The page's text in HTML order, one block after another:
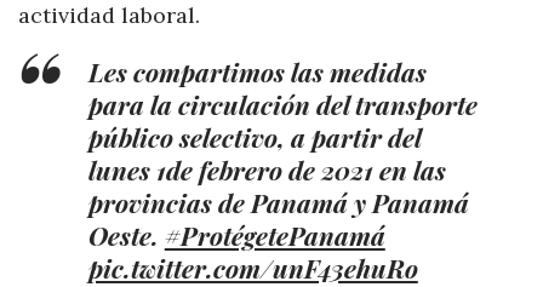
actividad laboral.
Les compartimos las medidas
para la circulación del transporte
público selectivo, a partir del
lunes 1de febrero de 2021 en las
provincias de Panamá y Panamá
Oeste. #ProtégetePanamá
pic.twitter.com/unF43ehuRo